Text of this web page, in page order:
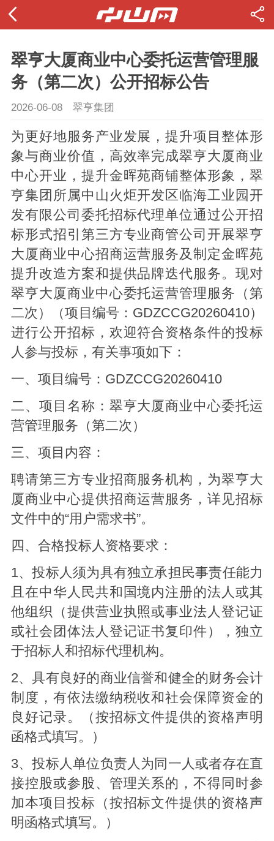
翠亨大厦商业中心委托运营管理服
务（第二次）公开招标公告
2026-06-08 翠亨集团
为更好地服务产业发展，提升项目整体形
象与商业价值，高效率完成翠亨大厦商业
中心开业，提升金晖苑商铺整体形象，翠
亨集团所属中山火炬开发区临海工业园开
发有限公司委托招标代理单位通过公开招
标形式招引第三方专业商管公司开展翠亨
大厦商业中心招商运营服务及制定金晖苑
提升改造方案和提供品牌迭代服务。现对
翠亨大厦商业中心委托运营管理服务（第
二次）（项目编号：GDZCCG20260410）
进行公开招标，欢迎符合资格条件的投标
人参与投标，有关事项如下：
一、项目编号：GDZCCG20260410
二、项目名称：翠亨大厦商业中心委托运
营管理服务（第二次）
三、项目内容：
聘请第三方专业招商服务机构，为翠亨大
厦商业中心提供招商运营服务，详见招标
文件中的“用户需求书”。
四、合格投标人资格要求：
1、投标人须为具有独立承担民事责任能力
且在中华人民共和国境内注册的法人或其
他组织（提供营业执照或事业法人登记证
或社会团体法人登记证书复印件），独立
于招标人和招标代理机构。
2、具有良好的商业信誉和健全的财务会计
制度，有依法缴纳税收和社会保障资金的
良好记录。（按招标文件提供的资格声明
函格式填写。）
3、投标人单位负责人为同一人或者存在直
接控股或参股、管理关系的，不得同时参
加本项目投标（按招标文件提供的资格声
明函格式填写。）